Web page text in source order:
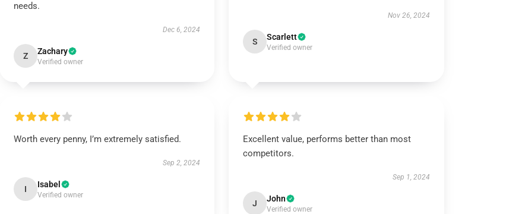
needs.
Dec 6, 2024
Z Zachary
Verified owner
Nov 26, 2024
S Scarlett
Verified owner
Worth every penny, I’m extremely satisfied.
Sep 2, 2024
I Isabel
Verified owner
Excellent value, performs better than most
competitors.
Sep 1, 2024
J John
Verified owner